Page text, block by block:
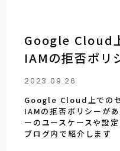
Google Cloud
IAMの拒否ポリ
2023.09.26
Google Cloud上での
IAMの拒否ポリシーが
ーのユースケースや設
ブログ内で紹介します